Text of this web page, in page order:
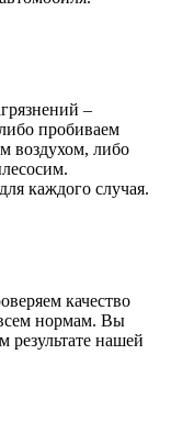
–
пробиваем
воздухом, либо
каждого случая.
качество
всем нормам. Вы
результате нашей